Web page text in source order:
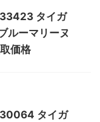
タイガ
ルーマリーヌ
価格
タイガ